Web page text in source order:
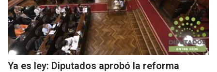
Ya es ley: Diputados aprobó la reforma